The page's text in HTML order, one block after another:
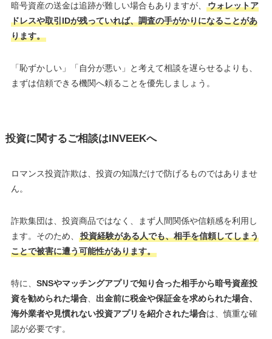
暗号資産の送金は追跡が難しい場合もありますが、
ウォレットア
ドレスや取引IDが残っていれば、調査の手がかりになることがあ
ります。
「恥ずかしい」「自分が悪い」と考えて相談を遅らせるよりも、
まずは信頼できる機関へ頼ることを優先しましょう。
投資に関するご相談はINVEEKへ
ロマンス投資詐欺は、投資の知識だけで防げるものではありませ
ん。
詐欺集団は、投資商品ではなく、まず人間関係や信頼感を利用し
ます。そのため、
投資経験がある人でも、相手を信頼してしまう
ことで被害に遭う可能性があります。
特に、 SNSやマッチングアプリで知り合った相手から暗号資産投
資を勧められた場合、 出金前に税金や保証金を求められた場合、
海外業者や見慣れない投資アプリを紹介された場合は、慎重な確
認が必要です。